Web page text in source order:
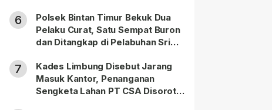
6
Polsek Bintan Timur Bekuk Dua
Pelaku Curat, Satu Sempat Buron
dan Ditangkap di Pelabuhan Sri
7
Kades Limbung Disebut Jarang
Masuk Kantor, Penanganan
Sengketa Lahan PT CSA Disorot